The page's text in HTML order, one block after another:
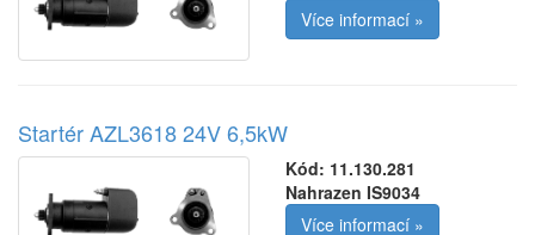
Více informací »
Startér AZL3618 24V 6,5kW
Kód: 11.130.281
Nahrazen IS9034
Více informací »